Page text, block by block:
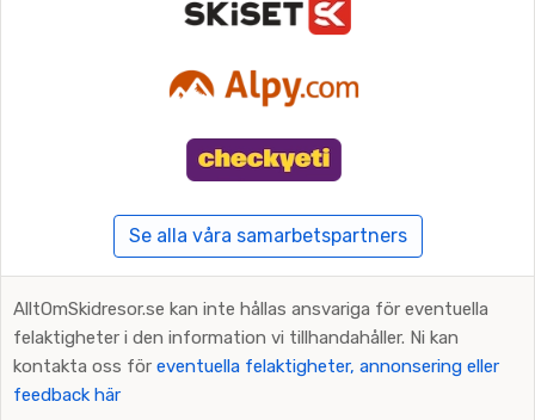
Se alla våra samarbetspartners
AlltOmSkidresor.se kan inte hållas ansvariga för eventuella
felaktigheter i den information vi tillhandahåller. Ni kan
kontakta oss för eventuella felaktigheter, annonsering eller
feedback här